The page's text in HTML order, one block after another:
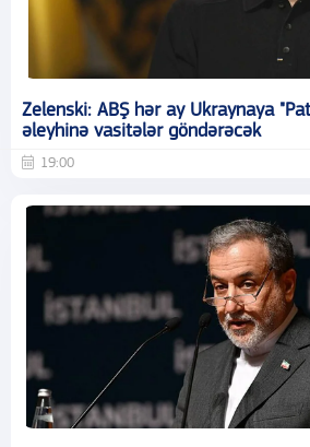
Zelenski: ABŞ hər ay Ukraynaya
əleyhinə vasitələr göndərəcək
19:00